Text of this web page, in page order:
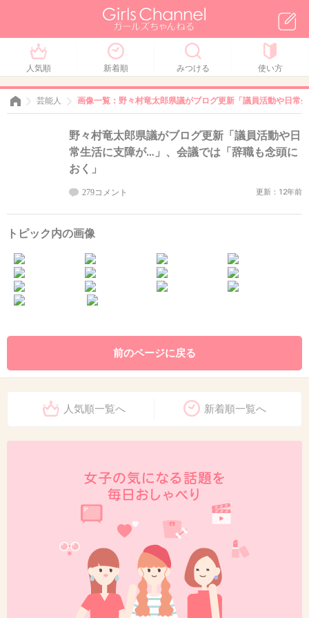
人気順 新着順 みつける 使い方
芸能人 画像一覧：野々村竜太郎県議がブログ更新「議員活動や日常
野々村竜太郎県議がブログ更新「議員活動や日
常生活に支障が…」、会議では「辞職も念頭に
おく」
279コメント 更新：12年前
トピック内の画像
前のページに戻る
人気順一覧へ 新着順一覧へ